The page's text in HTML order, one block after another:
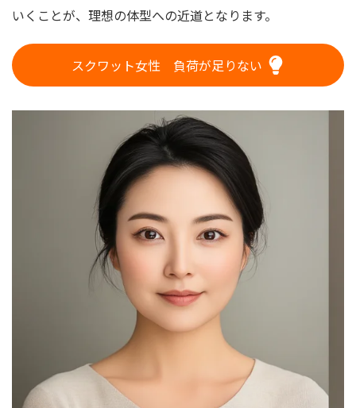
いくことが、理想の体型への近道となります。
スクワット女性 負荷が足りない